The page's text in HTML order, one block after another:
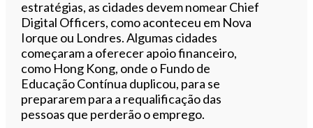
estratégias, as cidades devem nomear Chief
Digital Officers, como aconteceu em Nova
Iorque ou Londres. Algumas cidades
começaram a oferecer apoio financeiro,
como Hong Kong, onde o Fundo de
Educação Contínua duplicou, para se
prepararem para a requalificação das
pessoas que perderão o emprego.